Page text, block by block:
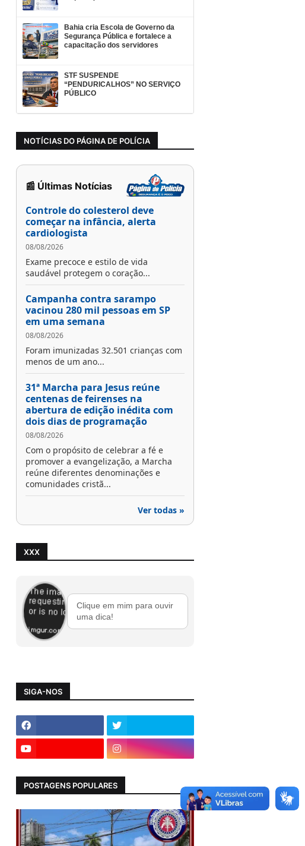
Bahia cria Escola de Governo da
Segurança Pública e fortalece a
capacitação dos servidores
STF SUSPENDE
“PENDURICALHOS” NO SERVIÇO
PÚBLICO
NOTÍCIAS DO PÁGINA DE POLÍCIA
📰 Últimas Notícias
Controle do colesterol deve
começar na infância, alerta
cardiologista
08/08/2026
Exame precoce e estilo de vida
saudável protegem o coração...
Campanha contra sarampo
vacinou 280 mil pessoas em SP
em uma semana
08/08/2026
Foram imunizadas 32.501 crianças com
menos de um ano...
31ª Marcha para Jesus reúne
centenas de feirenses na
abertura de edição inédita com
dois dias de programação
08/08/2026
Com o propósito de celebrar a fé e
promover a evangelização, a Marcha
reúne diferentes denominações e
comunidades cristã...
Ver todas »
XXX
Clique em mim para ouvir
uma dica!
SIGA-NOS
POSTAGENS POPULARES